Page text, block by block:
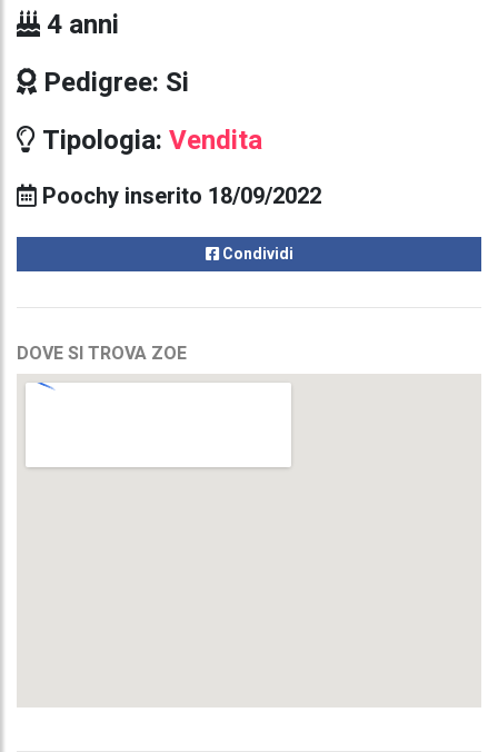
4 anni
Pedigree: Si
Tipologia: Vendita
Poochy inserito 18/09/2022
Condividi
DOVE SI TROVA ZOE